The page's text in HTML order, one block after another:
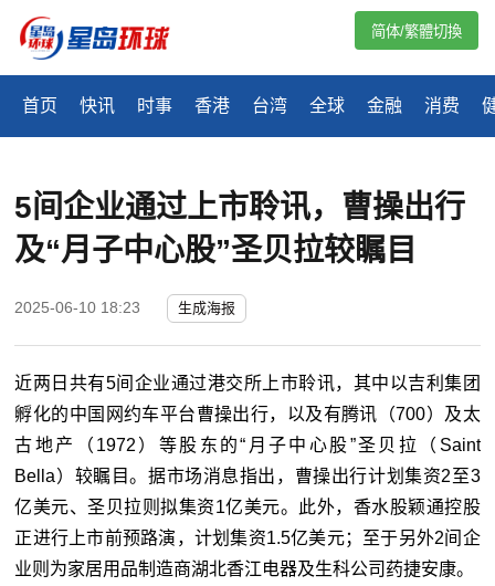
首页 快讯 时事 香港 台湾 全球 金融 消费
简体/繁體切換
5间企业通过上市聆讯，曹操出行
及“月子中心股”圣贝拉较瞩目
2025-06-10 18:23 生成海报
近两日共有5间企业通过港交所上市聆讯，其中以吉利集团
孵化的中国网约车平台曹操出行，以及有腾讯（700）及太
古地产（ 1972 ）等股东的“月子中心股”圣贝拉（ Saint
Bella）较瞩目。据市场消息指出，曹操出行计划集资2至3
亿美元、圣贝拉则拟集资1亿美元。此外，香水股颖通控股
正进行上市前预路演，计划集资1.5亿美元；至于另外2间企
业则为家居用品制造商湖北香江电器及生科公司药捷安康。